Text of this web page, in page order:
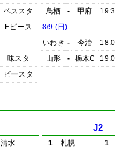
ベススタ
Eピース
味スタ
ピースタ
鳥栖
- 甲府
8/9 (日)
いわき - 今治
山形
- 栃木C
清水
J2
1 札幌
1